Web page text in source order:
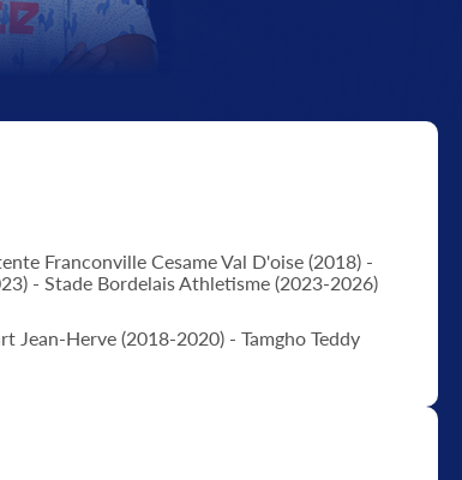
Franconville Cesame Val D'oise (2018) -
- Stade Bordelais Athletisme (2023-2026)
Jean-Herve (2018-2020) - Tamgho Teddy